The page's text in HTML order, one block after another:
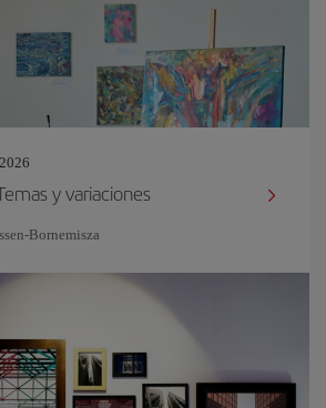
y variaciones
Bornemisza